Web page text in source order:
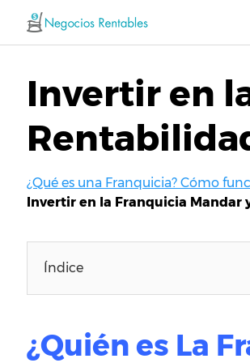
Invertir en
¿Qué es una Franquicia? Cómo
Invertir en la Franquicia Mandar
Índice
¿Quién es La